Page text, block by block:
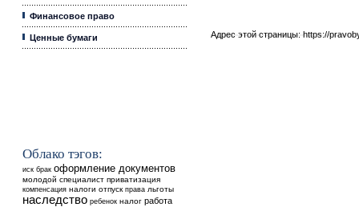
Финансовое право
Ценные бумаги
Облако тэгов:
иск брак оформление документов
молодой специалист приватизация
компенсация налоги отпуск права льготы
наследство ребенок налог работа
Адрес этой страницы: https://